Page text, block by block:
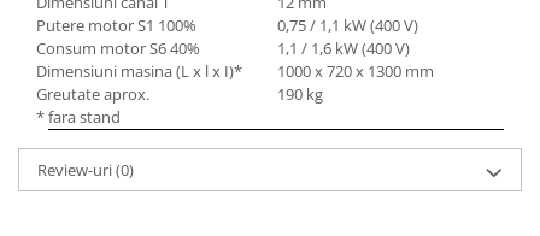
Etape XY
Papusa mobila / con de centrare
Instrumente de masurare
Afisaj digital
Bloc ecartament, masurare și
testare
Putere motor S1 100%
0,75 / 1,1 kW (400 V)
Consum motor S6 40%
1,1 / 1,6 kW (400 V)
Dimensiuni masina (L x l x I)*
1000 x 720 x 1300 mm
Greutate aprox.
190 kg
* fara stand
Review-uri(0)